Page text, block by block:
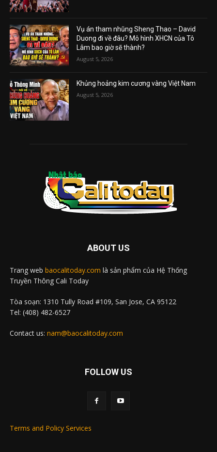
Vụ án tham nhũng Sheng Thao – David
Duong đi về đâu? Mô hình XHCN của Tô
Lâm bao giờ sẽ thành?
August 5, 2026
Khủng hoảng kim cương vàng Việt Nam
August 5, 2026
ABOUT US
Trang web baocalitoday.com là sản phẩm của Hệ Thống
Truyền Thông Cali Today
Tòa soạn: 1310 Tully Road #109, San Jose, CA 95122
Tel: (408) 482-6527
Contact us: nam@baocalitoday.com
FOLLOW US
Terms and Policy Services